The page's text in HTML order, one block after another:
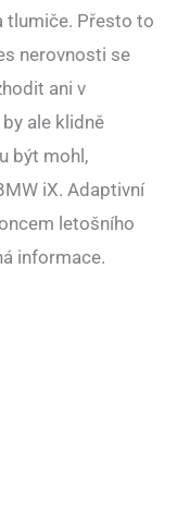
tlumiče. Přesto to
nerovnosti se
ani v
ale klidně
být mohl,
iX. Adaptivní
letošního
informace.